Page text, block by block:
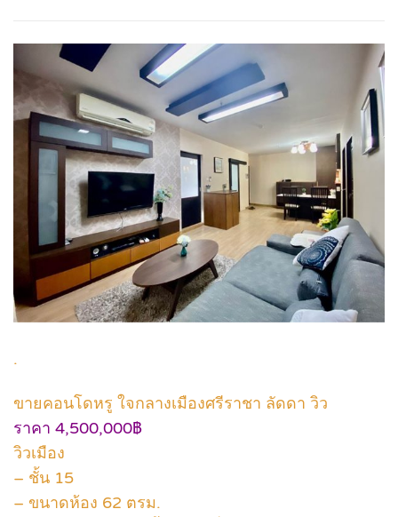
.
ขายคอนโดหรู ใจกลางเมืองศรีราชา ลัดดา วิว
ราคา 4,500,000฿
วิวเมือง
– ชั้น 15
– ขนาดห้อง 62 ตรม.